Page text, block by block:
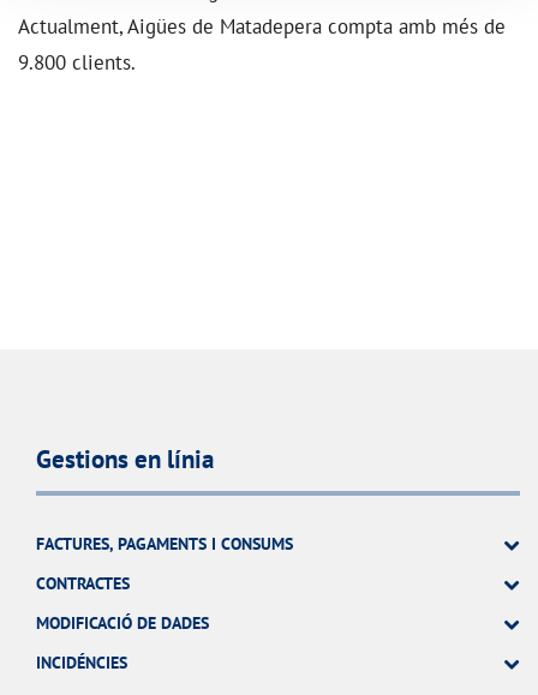
Actualment, Aigües de Matadepera compta amb més de
9.800 clients.
Gestions en línia
FACTURES, PAGAMENTS I CONSUMS
CONTRACTES
MODIFICACIÓ DE DADES
INCIDÉNCIES